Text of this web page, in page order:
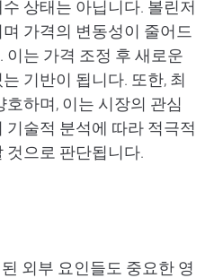
상태는 아닙니다. 볼린저
가격의 변동성이 줄어드
이는 가격 조정 후 새로운
기반이 됩니다. 또한, 최
하며, 이는 시장의 관심
기술적 분석에 따라 적극적
것으로 판단됩니다.
외부 요인들도 중요한 영